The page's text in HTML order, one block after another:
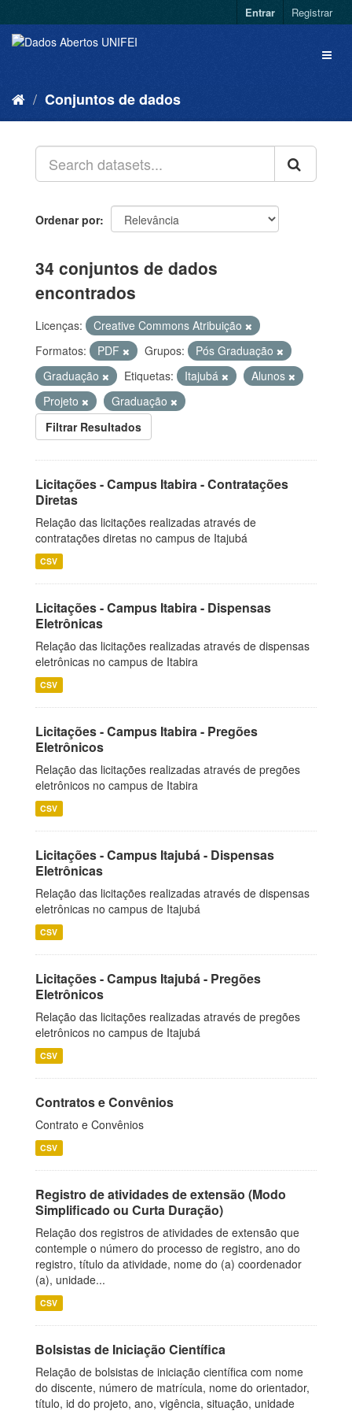
Entrar Registrar
Conjuntos de dados
Ordenar por
34 conjuntos de dados
encontrados
Licenças:
Creative Commons Atribuição
Formatos:
PDF Grupos:
Pós Graduação
Graduação
Etiquetas: Itajubá
Alunos
Projeto
Graduação
Filtrar Resultados
Licitações - Campus Itabira - Contratações
Diretas
Relação das licitações realizadas através de
contratações diretas no campus de Itajubá
CSV
Licitações - Campus Itabira - Dispensas
Eletrônicas
Relação das licitações realizadas através de dispensas
eletrônicas no campus de Itabira
CSV
Licitações - Campus Itabira - Pregões
Eletrônicos
Relação das licitações realizadas através de pregões
eletrônicos no campus de Itabira
CSV
Licitações - Campus Itajubá - Dispensas
Eletrônicas
Relação das licitações realizadas através de dispensas
eletrônicas no campus de Itajubá
CSV
Licitações - Campus Itajubá - Pregões
Eletrônicos
Relação das licitações realizadas através de pregões
eletrônicos no campus de Itajubá
CSV
Contratos e Convênios
Contrato e Convênios
CSV
Registro de atividades de extensão (Modo
Simplificado ou Curta Duração)
Relação dos registros de atividades de extensão que
contemple o número do processo de registro, ano do
registro, título da atividade, nome do (a) coordenador
(a), unidade...
CSV
Bolsistas de Iniciação Científica
Relação de bolsistas de iniciação científica com nome
do discente, número de matrícula, nome do orientador,
título, id do projeto, ano, vigência, situação, unidade